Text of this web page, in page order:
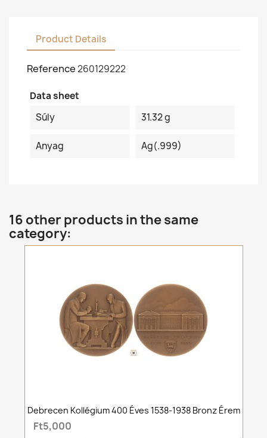
Product Details
Reference260129222
Data sheet
Súly
31.32 g
Anyag Ag(.999)
16 other products in the same
category:
Debrecen Kollégium 400 Éves 1538-1938 Bronz Érem
Ft5,000